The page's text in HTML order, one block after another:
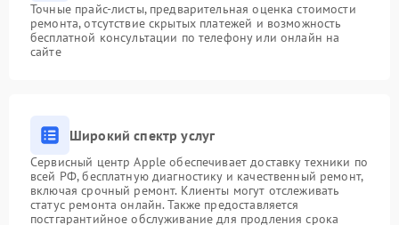
Точные прайс-листы, предварительная оценка стоимости
ремонта, отсутствие скрытых платежей и возможность
бесплатной консультации по телефону или онлайн на
сайте
Широкий спектр услуг
Сервисный центр Apple обеспечивает доставку техники по
всей РФ, бесплатную диагностику и качественный ремонт,
включая срочный ремонт. Клиенты могут отслеживать
статус ремонта онлайн. Также предоставляется
постгарантийное обслуживание для продления срока